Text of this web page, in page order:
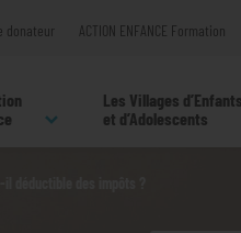
donateur ACTION ENFANCE Formation
Les Villages d’Enfants
et d’Adolescents